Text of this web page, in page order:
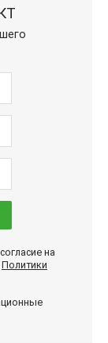
на
Политики